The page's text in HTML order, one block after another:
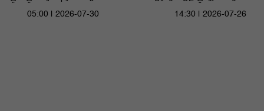
14:30 | 2026-07-26
05:00 | 2026-07-30